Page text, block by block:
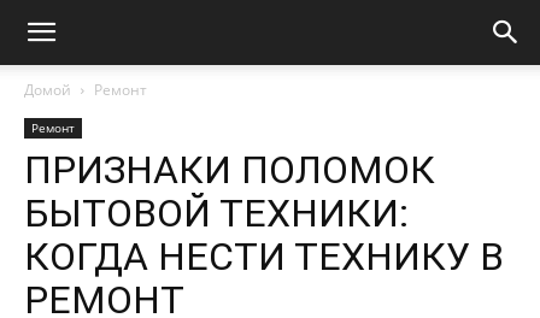
Домой Ремонт
Ремонт
ПРИЗНАКИ ПОЛОМОК
БЫТОВОЙ ТЕХНИКИ:
КОГДА НЕСТИ ТЕХНИКУ В
РЕМОНТ